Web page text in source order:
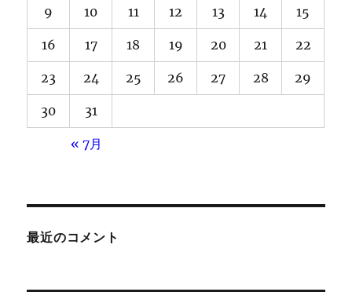
9 10 11 12 13 14 15
16 17 18 19 20 21 22
23 24 25 26 27 28 29
30 31
« 7月
最近のコメント